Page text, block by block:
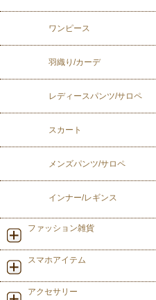
ワンピース
羽織り/カーデ
レディースパンツ/サロペ
スカート
メンズパンツ/サロペ
インナー/レギンス
ファッション雑貨
スマホアイテム
アクセサリー